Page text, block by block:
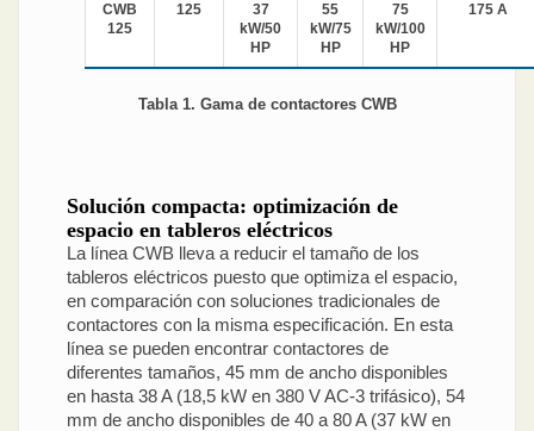
CWB
125
125
37
kW/50
HP
55
kW/75
HP
75
kW/100
HP
175 A
Tabla 1. Gama de contactores CWB
Solución compacta: optimización de
espacio en tableros eléctricos
La línea CWB lleva a reducir el tamaño de los
tableros eléctricos puesto que optimiza el espacio,
en comparación con soluciones tradicionales de
contactores con la misma especificación. En esta
línea se pueden encontrar contactores de
diferentes tamaños, 45 mm de ancho disponibles
en hasta 38 A (18,5 kW en 380 V AC-3 trifásico), 54
mm de ancho disponibles de 40 a 80 A (37 kW en